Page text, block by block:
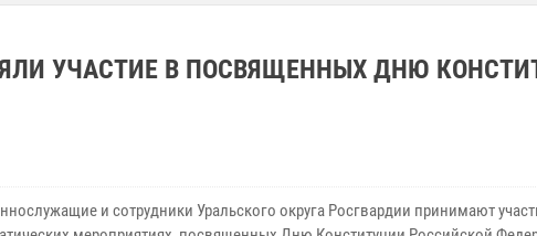
УЧАСТИЕ В ПОСВЯЩЕННЫХ ДНЮ
и сотрудники Уральского округа Росгвардии принимают